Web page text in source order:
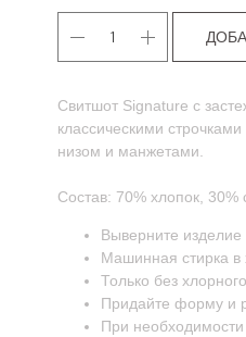
Свитшот Signature с
классическими
низом и манжетами.
Состав: 70% хлопок, 30%
Выверните изделие
Машинная стирка в
Только без
Придайте форму и
При